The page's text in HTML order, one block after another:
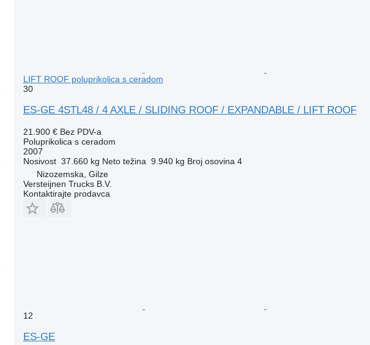
LIFT ROOF poluprikolica s ceradom
30
ES-GE 4STL48 / 4 AXLE / SLIDING ROOF / EXPANDABLE / LIFT ROOF
21.900 € Bez PDV-a
Poluprikolica s ceradom
2007
Nosivost 37.660 kg Neto težina 9.940 kg Broj osovina 4
Nizozemska, Gilze
Versteijnen Trucks B.V.
Kontaktirajte prodavca
12
ES-GE